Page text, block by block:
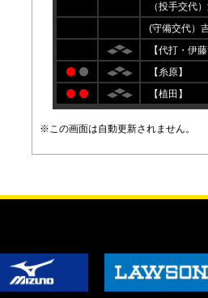
（投手交
(守備交代）
【代打・伊
【糸原】
【植田】
※この画面は自動更新されません。